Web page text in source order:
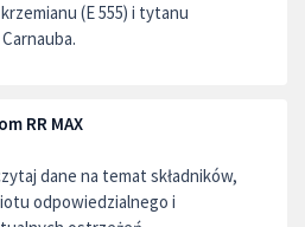
(E 555) i tytanu
RR MAX
dane na temat składników,
odpowiedzialnego i